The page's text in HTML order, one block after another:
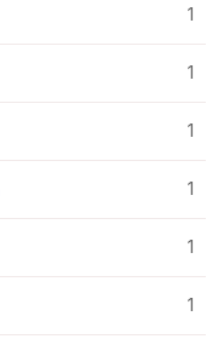
1
1
1
1
1
1